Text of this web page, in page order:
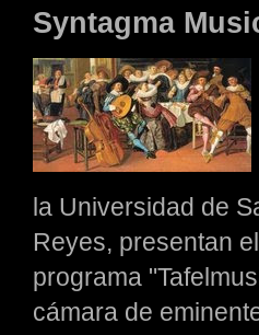
Syntagma
la Universidad de
Reyes, presentan
programa
cámara de